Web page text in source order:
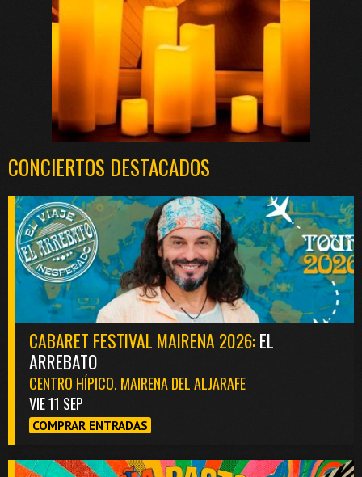
CONCIERTOS DESTACADOS
CABARET FESTIVAL MAIRENA 2026:EL
ARREBATO
CENTRO HÍPICO. MAIRENA DEL ALJARAFE
VIE 11 SEP
COMPRAR ENTRADAS